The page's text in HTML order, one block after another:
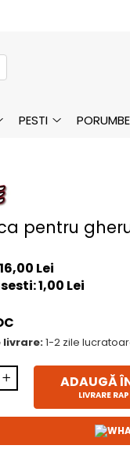
PESTI
pentru
16,00 Lei
1,00 Lei
livrare:1-2 zile
ADAUGĂ
LIVRARE